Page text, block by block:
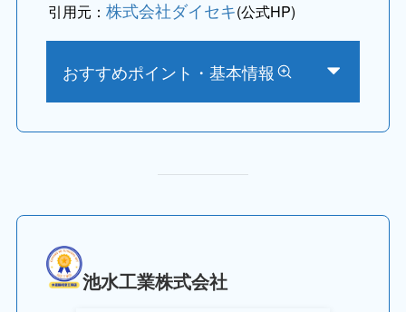
引用元：株式会社ダイセキ(公式HP)
おすすめポイント・基本情報
池水工業株式会社